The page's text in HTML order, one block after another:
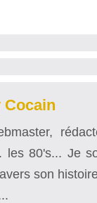
les 80's... Je
son